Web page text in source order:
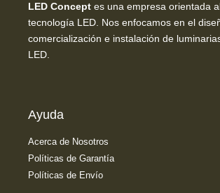
LED Concept es una empresa orientada
tecnología LED. Nos enfocamos en el
comercialización e instalación de
LED.
Ayuda
Acerca de Nosotros
Políticas de Garantía
Políticas de Envío